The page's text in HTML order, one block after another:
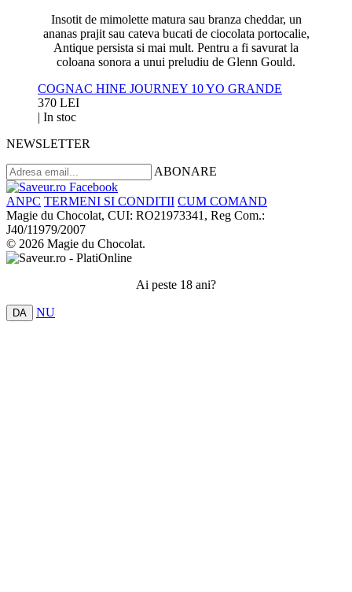
Insotit de mimolette matura sau branza cheddar, un
ananas prajit sau cateva bucati de ciocolata portocalie,
Antique persista si mai mult. Pentru a fi savurat la
coloana sonora a unui preludiu de Glenn Gould.
COGNAC HINE JOURNEY 10 YO GRANDE
370 LEI
| In stoc
NEWSLETTER
ABONARE
ANPC TERMENI SI CONDITII CUM COMAND
Magie du Chocolat, CUI: RO21973341, Reg Com.:
J40/11979/2007
© 2026 Magie du Chocolat.
Ai peste 18 ani?
DA NU